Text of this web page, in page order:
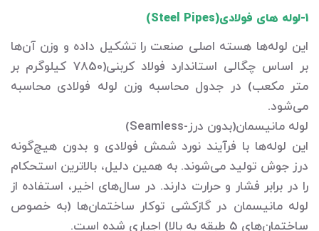
1-لوله های فولادی(Steel Pipes)
این لوله‌ها هسته اصلی صنعت را تشکیل داده و وزن آن‌ها
بر اساس چگالی استاندارد فولاد کربنی(7850 کیلوگرم بر
متر مکعب) در جدول محاسبه وزن لوله فولادی محاسبه
می‌شود.
لوله مانیسمان(بدون درز-Seamless)
این لوله‌ها با فرآیند نورد شمش فولادی و بدون هیچ‌گونه
درز جوش تولید می‌شوند. به همین دلیل، بالاترین استحکام
را در برابر فشار و حرارت دارند. در سال‌های اخیر، استفاده از
لوله مانیسمان در گازکشی توکار ساختمان‌ها (به خصوص
ساختمان‌های 5 طبقه به بالا) اجباری شده است.